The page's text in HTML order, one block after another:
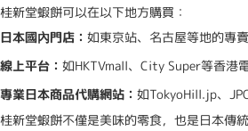
桂新堂蝦餅可以在以下地方購買：
日本國內門店： 如東京站、名古屋等地的專賣
線上平台： 如HKTVmall、City Super等香港
專業日本商品代購網站： 如TokyoHill.jp、
桂新堂蝦餅不僅是美味的零食，也是日本傳